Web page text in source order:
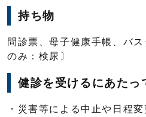
持ち物
問診票、母子健康手帳、バ
のみ：検尿〕
健診を受けるにあたっ
・災害等による中止や日程